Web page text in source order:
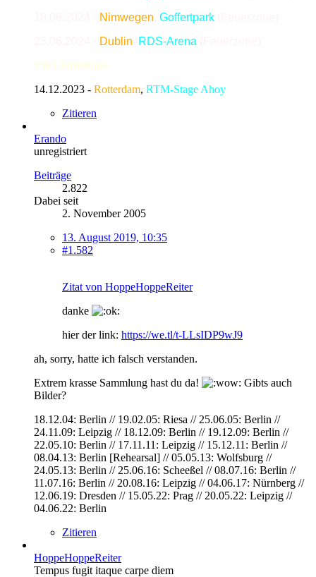
Nimwegen Goffertpark
Dublin RDS-Arena
Till Lindemann
14.12.2023 - Rotterdam, RTM-Stage Ahoy
Zitieren
Erando
unregistriert
Beiträge
2.822
Dabei seit
2. November 2005
13. August 2019, 10:35
#1.582
Zitat von HoppeHoppeReiter
danke
hier der link: https://we.tl/t-LLsIDP9wJ9
ah, sorry, hatte ich falsch verstanden.
Extrem krasse Sammlung hast du da!
Gibts auch
Bilder?
18.12.04: Berlin // 19.02.05: Riesa // 25.06.05: Berlin //
24.11.09: Leipzig // 18.12.09: Berlin // 19.12.09: Berlin //
22.05.10: Berlin // 17.11.11: Leipzig // 15.12.11: Berlin //
08.04.13: Berlin [Rehearsal] // 05.05.13: Wolfsburg //
24.05.13: Berlin // 25.06.16: Scheeßel // 08.07.16: Berlin //
11.07.16: Berlin // 20.08.16: Leipzig // 04.06.17: Nürnberg //
12.06.19: Dresden // 15.05.22: Prag // 20.05.22: Leipzig //
04.06.22: Berlin
Zitieren
HoppeHoppeReiter
Tempus fugit itaque carpe diem